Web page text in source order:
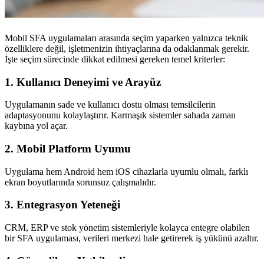
Mobil SFA uygulamaları arasında seçim yaparken yalnızca teknik
özelliklere değil, işletmenizin ihtiyaçlarına da odaklanmak gerekir.
İşte seçim sürecinde dikkat edilmesi gereken temel kriterler:
1. Kullanıcı Deneyimi ve Arayüz
Uygulamanın sade ve kullanıcı dostu olması temsilcilerin
adaptasyonunu kolaylaştırır. Karmaşık sistemler sahada zaman
kaybına yol açar.
2. Mobil Platform Uyumu
Uygulama hem Android hem iOS cihazlarla uyumlu olmalı, farklı
ekran boyutlarında sorunsuz çalışmalıdır.
3. Entegrasyon Yeteneği
CRM, ERP ve stok yönetim sistemleriyle kolayca entegre olabilen
bir SFA uygulaması, verileri merkezi hale getirerek iş yükünü azaltır.